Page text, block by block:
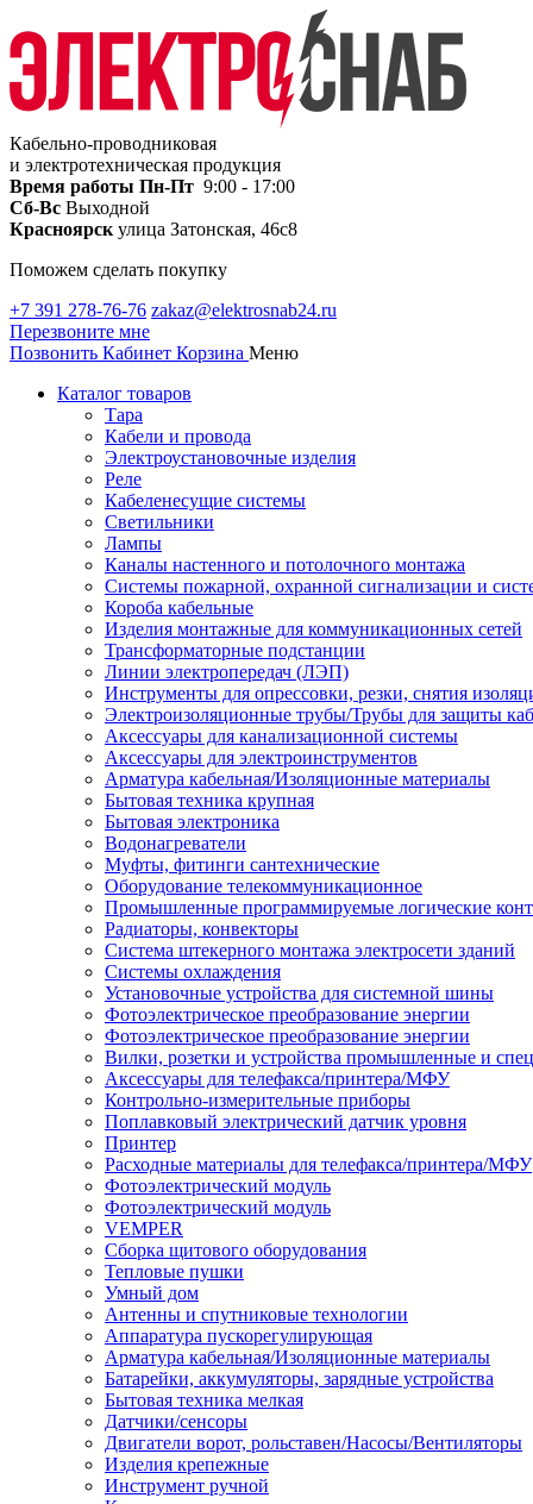
Кабельно-проводниковая
и электротехническая продукция
Время работы Пн-Пт 9:00 - 17:00
Сб-Вс Выходной
Красноярск улица Затонская, 46с8
Поможем сделать покупку
+7 391 278-76-76 zakaz@elektrosnab24.ru
Перезвоните мне
Позвонить Кабинет Корзина Меню
Каталог товаров
Тара
Кабели и провода
Электроустановочные изделия
Реле
Кабеленесущие системы
Светильники
Лампы
Каналы настенного и потолочного монтажа
Системы пожарной, охранной сигнализации и
Короба кабельные
Изделия монтажные для коммуникационных сетей
Трансформаторные подстанции
Линии электропередач (ЛЭП)
Инструменты для опрессовки, резки, снятия
Электроизоляционные трубы/Трубы для защиты
Аксессуары для канализационной системы
Аксессуары для электроинструментов
Арматура кабельная/Изоляционные материалы
Бытовая техника крупная
Бытовая электроника
Водонагреватели
Муфты, фитинги сантехнические
Оборудование телекоммуникационное
Промышленные программируемые логические
Радиаторы, конвекторы
Система штекерного монтажа электросети зданий
Системы охлаждения
Установочные устройства для системной шины
Фотоэлектрическое преобразование энергии
Фотоэлектрическое преобразование энергии
Вилки, розетки и устройства промышленные и
Аксессуары для телефакса/принтера/МФУ
Контрольно-измерительные приборы
Поплавковый электрический датчик уровня
Принтер
Расходные материалы для телефакса/принтера/МФУ
Фотоэлектрический модуль
Фотоэлектрический модуль
VEMPER
Сборка щитового оборудования
Тепловые пушки
Умный дом
Антенны и спутниковые технологии
Аппаратура пускорегулирующая
Арматура кабельная/Изоляционные материалы
Батарейки, аккумуляторы, зарядные устройства
Бытовая техника мелкая
Датчики/сенсоры
Двигатели ворот, рольставен/Насосы/Вентиляторы
Изделия крепежные
Инструмент ручной